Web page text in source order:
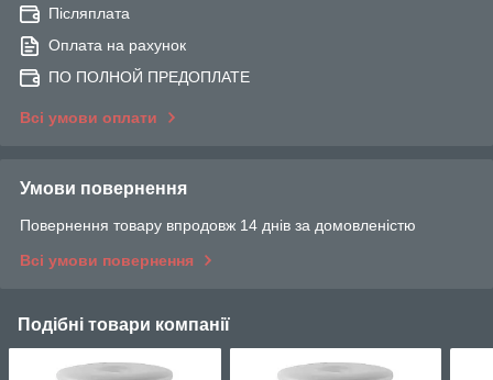
Післяплата
Оплата на рахунок
ПО ПОЛНОЙ ПРЕДОПЛАТЕ
Всі умови оплати
Умови повернення
Повернення товару впродовж 14 днів за домовленістю
Всі умови повернення
Подібні товари компанії